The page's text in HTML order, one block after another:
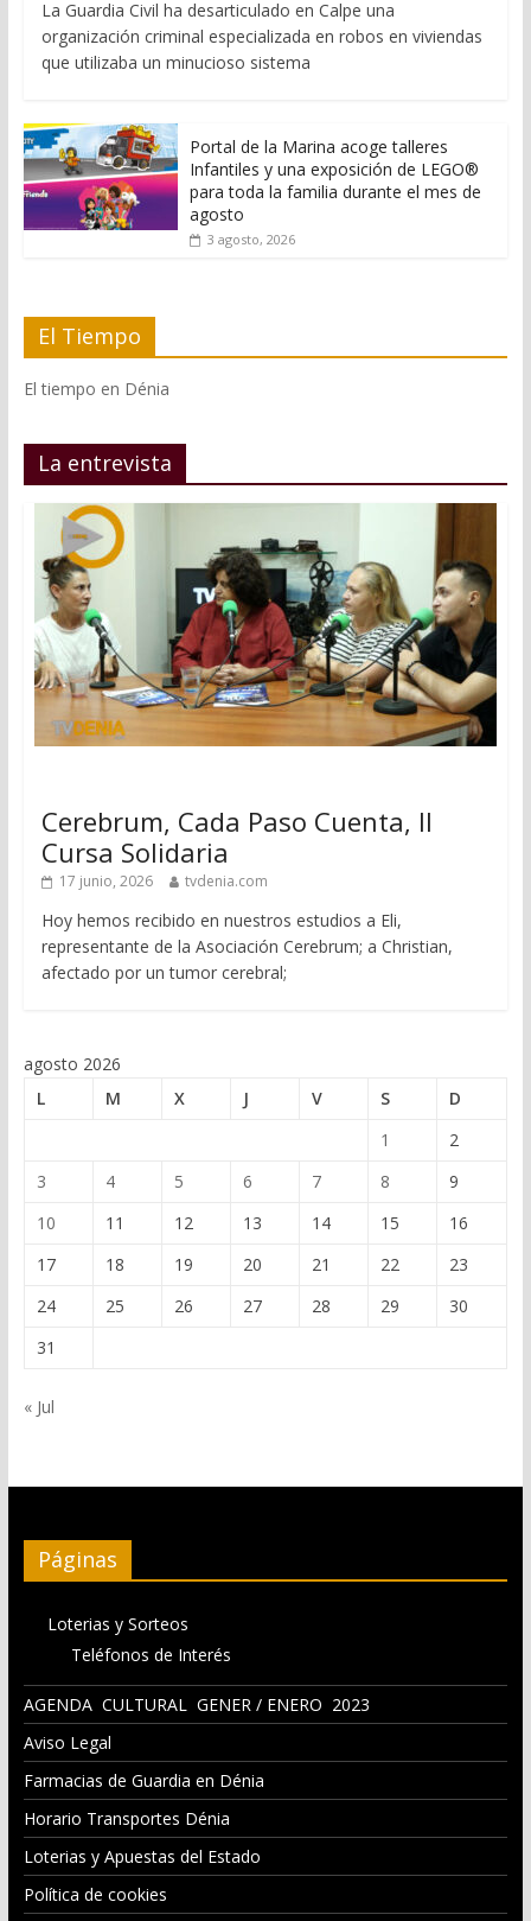
La Guardia Civil ha desarticulado en Calpe una
organización criminal especializada en robos en viviendas
que utilizaba un minucioso sistema
Portal de la Marina acoge talleres
Infantiles y una exposición de LEGO®
para toda la familia durante el mes de
agosto
3 agosto, 2026
El Tiempo
El tiempo en Dénia
La entrevista
Cerebrum, Cada Paso Cuenta, II
Cursa Solidaria
17 junio, 2026 tvdenia.com
Hoy hemos recibido en nuestros estudios a Eli,
representante de la Asociación Cerebrum; a Christian,
afectado por un tumor cerebral;
agosto 2026
L
M X J V S
D
1
2
3
4 5 6 7 8
9
10
11 12 13 14 15
16
17
18 19 20 21 22
23
24
25 26 27 28 29
30
31
« Jul
Páginas
Loterias y Sorteos
Teléfonos de Interés
AGENDA CULTURAL GENER / ENERO 2023
Aviso Legal
Farmacias de Guardia en Dénia
Horario Transportes Dénia
Loterias y Apuestas del Estado
Política de cookies